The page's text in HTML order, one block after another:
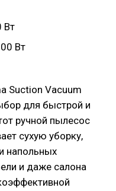
Вт
Вт
Suction Vacuum
для быстрой и
ручной пылесос
сухую уборку,
напольных
и даже салона